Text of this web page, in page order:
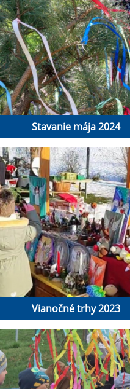
Stavanie mája 2024
Vianočné trhy 2023